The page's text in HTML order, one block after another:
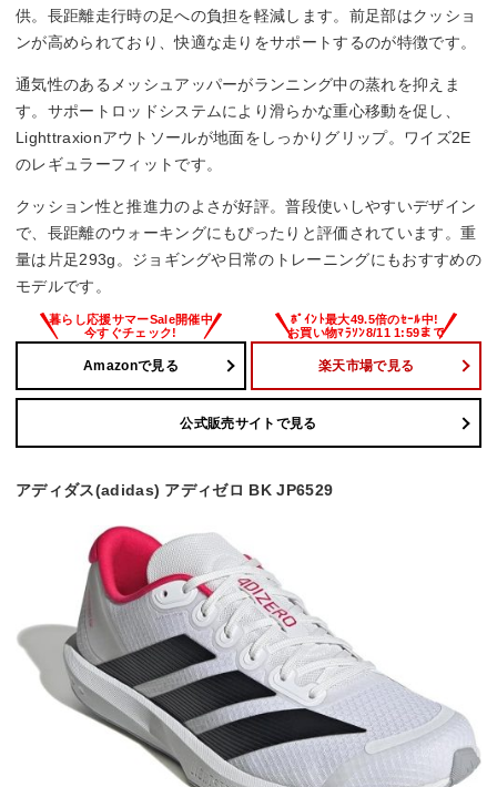
供。長距離走行時の足への負担を軽減します。前足部はクッショ
ンが高められており、快適な走りをサポートするのが特徴です。
通気性のあるメッシュアッパーがランニング中の蒸れを抑えま
す。サポートロッドシステムにより滑らかな重心移動を促し、
Lighttraxionアウトソールが地面をしっかりグリップ。ワイズ2E
のレギュラーフィットです。
クッション性と推進力のよさが好評。普段使いしやすいデザイン
で、長距離のウォーキングにもぴったりと評価されています。重
量は片足293g。ジョギングや日常のトレーニングにもおすすめの
モデルです。
Amazonで見る 楽天市場で見る
公式販売サイトで見る
アディダス(adidas) アディゼロ BK JP6529